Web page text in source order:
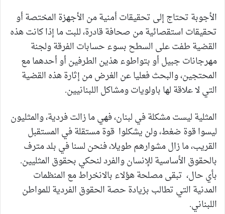
الأجوبة تحتاج إلى تحقيقات أمنية من الأجهزة المختصة أو
تحقيقات استقصائية من صحافة قادرة، للبت ما إذا كانت هذه
القضية طفت على السطح بسوء حسابات الفرقة ولجنة
مهرجانات جبيل أو بتواطوء هذين الطرفين أو أحدهما مع
المحتجين، والبحث فعليا عن الغرض من إثارة هذه القضية
التي لا علاقة لها باولويات ومشاكل اللبنانيين.
المثلية ليست مشكلة في لبنان، فهي ما زالت فردية، والمثليون
ليسوا قوة ضغط، ولن يشكلوا قوة مستقلة في المستقبل
القريب، ما زال مشوارهم طويلا، فنحن لسنا في بلد مترف
بالحقوق الأساسية للإنسان والفرد لنحكي بحقوق المثليين.
بأي حال، تبقى مصلحة هؤلاء بالانخراط مع المنظمات
المدنية التي تطالب بزيادة حصة الحقوق الفردية للمواطن
اللبناني.